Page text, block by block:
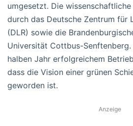
umgesetzt. Die
durch das Deutsche Zentrum für
(DLR) sowie die
Universität Cottbus-Senftenberg.
halben Jahr erfolgreichem
dass die Vision einer grünen
geworden ist.
Anzeige